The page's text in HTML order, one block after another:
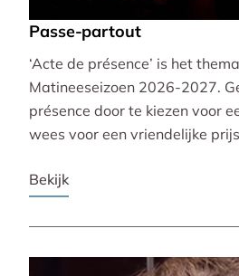
Passe-partout
‘Acte de présence’ is het
Matineeseizoen 2026-2027.
présence door te kiezen voor
wees voor een vriendelijke
Bekijk